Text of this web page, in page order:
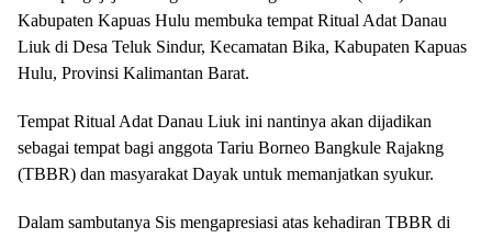
Kabupaten Kapuas Hulu membuka tempat Ritual Adat Danau
Liuk di Desa Teluk Sindur, Kecamatan Bika, Kabupaten Kapuas
Hulu, Provinsi Kalimantan Barat.
Tempat Ritual Adat Danau Liuk ini nantinya akan dijadikan
sebagai tempat bagi anggota Tariu Borneo Bangkule Rajakng
(TBBR) dan masyarakat Dayak untuk memanjatkan syukur.
Dalam sambutanya Sis mengapresiasi atas kehadiran TBBR di